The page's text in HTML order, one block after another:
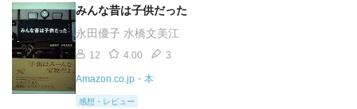
みんな昔は子供だった
永田優子 水橋文美江
12 4.00 3
Amazon.co.jp・本
感想・レビュー